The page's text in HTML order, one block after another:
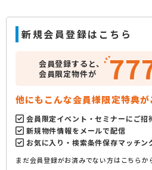
新規会員登録はこちら
会員登録すると、
会員限定物件が
他にもこんな会員様限定特典が
会員限定イベント・セミナーにご招
新規物件情報をメールで配信
お気に入り・検索条件保存マッチン
まだ会員登録がお済みでない方はこちらか